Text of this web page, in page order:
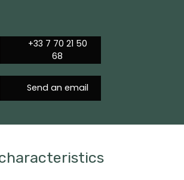
+33 7 70 21 50
68
Send an email